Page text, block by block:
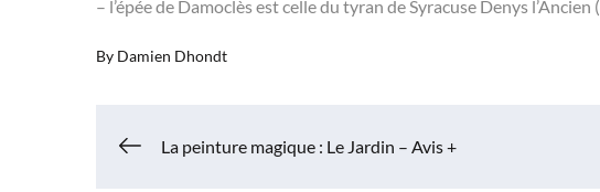
– l’épée de Damoclès est celle du tyran de Syracuse Denys l’Ancien
By Damien Dhondt
Navigation
La peinture magique : Le Jardin – Avis +